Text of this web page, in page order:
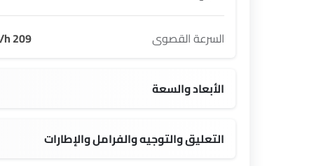
السرعة القصوى 209 Km/h
الأبعاد والسعة
التعليق والتوجيه والفرامل والإطارات